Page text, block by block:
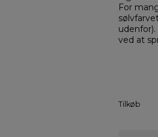
For
ved at
Tilkøb